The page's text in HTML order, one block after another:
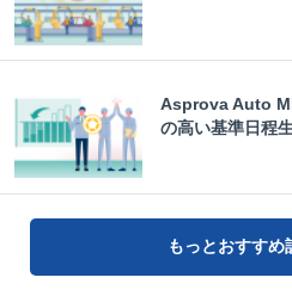
Asprova Auto
の高い基準日程
もっとおすすめ